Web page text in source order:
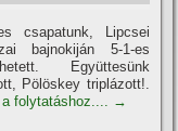
csapatunk, Lipcsei
bajnokiján 5-1-es
Együttesünk
Pölöskey triplázott!.
folytatáshoz....
→